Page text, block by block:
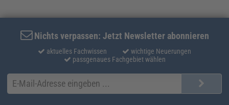
Nichts verpassen: Jetzt Newsletter abonnieren
aktuelles Fachwissen
wichtige Neuerungen
passgenaues Fachgebiet wählen